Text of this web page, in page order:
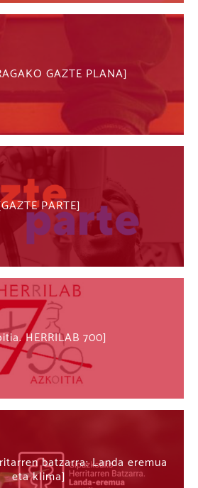
GAZTE PLANA
GAZTE PARTE
HERRILAB 700
batzarra: Landa eremua
eta klima